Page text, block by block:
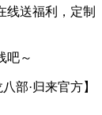
线送福利，定制
吧～
部·归来官方】